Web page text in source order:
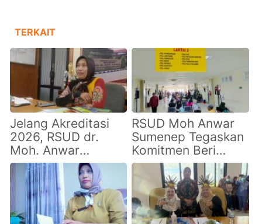
TERKAIT
Jelang Akreditasi
2026, RSUD dr.
Moh. Anwar
Sumenep Pacu
Kualitas Layanan
Lewat Evaluasi
Antar Ruangan
RSUD Moh Anwar
Sumenep Tegaskan
Komitmen Beri
Layanan Setara
bagi Seluruh Pasien